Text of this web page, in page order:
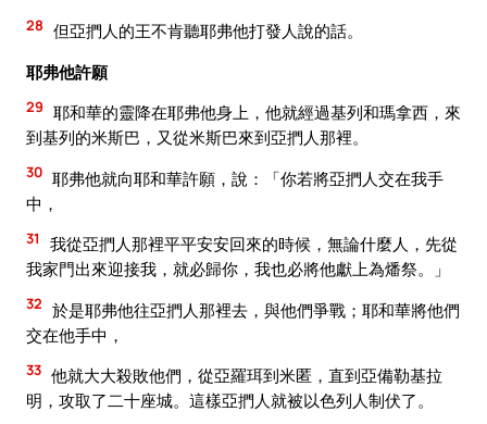
28 但亞捫人的王不肯聽耶弗他打發人說的話。
耶弗他許願
29 耶和華的靈降在耶弗他身上，他就經過基列和瑪拿西，來
到基列的米斯巴，又從米斯巴來到亞捫人那裡。
30 耶弗他就向耶和華許願，說：「你若將亞捫人交在我手
中，
31
我從亞捫人那裡平平安安回來的時候，無論什麼人，先從
我家門出來迎接我，就必歸你，我也必將他獻上為燔祭。」
32 於是耶弗他往亞捫人那裡去，與他們爭戰；耶和華將他們
交在他手中，
33 他就大大殺敗他們，從亞羅珥到米匿，直到亞備勒基拉
明，攻取了二十座城。這樣亞捫人就被以色列人制伏了。